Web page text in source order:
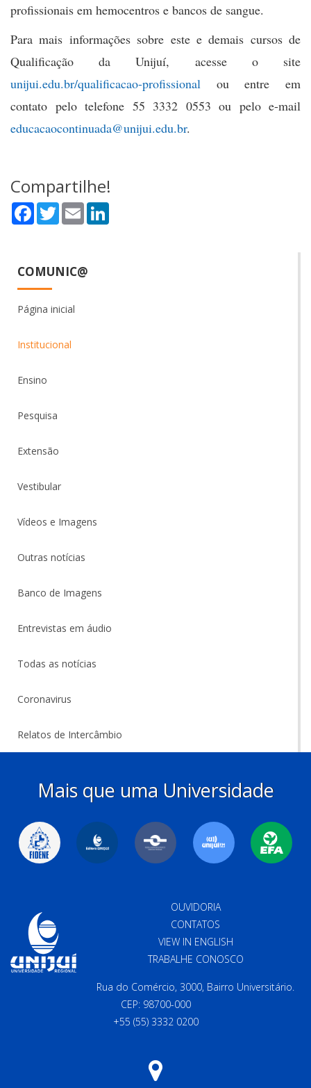
profissionais em hemocentros e bancos de sangue.
Para mais informações sobre este e demais cursos de
Qualificação da Unijuí, acesse o site
unijui.edu.br/qualificacao-profissional ou entre em
contato pelo telefone 55 3332 0553 ou pelo e-mail
educacaocontinuada@unijui.edu.br.
Compartilhe!
Facebook
TwitterEmail
COMUNIC@
Página inicial
Institucional
Ensino
Pesquisa
Extensão
Vestibular
Vídeos e Imagens
Outras notícias
Banco de Imagens
Entrevistas em áudio
Todas as notícias
Coronavirus
Relatos de Intercâmbio
Mais que uma Universidade
OUVIDORIA
CONTATOS
VIEW IN ENGLISH
TRABALHE CONOSCO
Rua do Comércio, 3000, Bairro Universitário.
CEP: 98700-000
+55 (55) 3332 0200